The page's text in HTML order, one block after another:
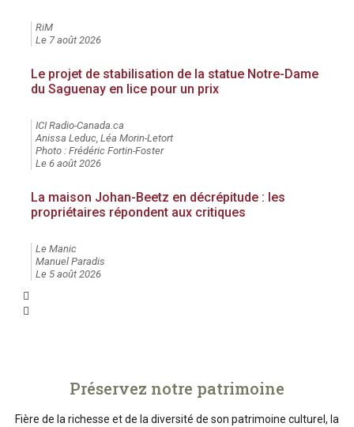
RiM
Le 7 août 2026
Le projet de stabilisation de la statue Notre-Dame
du Saguenay en lice pour un prix
ICI Radio-Canada.ca
Anissa Leduc, Léa Morin-Letort
Photo : Frédéric Fortin-Foster
Le 6 août 2026
La maison Johan-Beetz en décrépitude : les
propriétaires répondent aux critiques
Le Manic
Manuel Paradis
Le 5 août 2026
Préservez notre patrimoine
Fière de la richesse et de la diversité de son patrimoine culturel, la